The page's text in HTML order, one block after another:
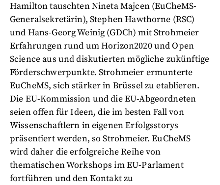
Hamilton tauschten Nineta Majcen (EuCheMS-
Generalsekretärin), Stephen Hawthorne (RSC)
und Hans-Georg Weinig (GDCh) mit Strohmeier
Erfahrungen rund um Horizon2020 und Open
Science aus und diskutierten mögliche zukünftige
Förderschwerpunkte. Strohmeier ermunterte
EuCheMS, sich stärker in Brüssel zu etablieren.
Die EU-Kommission und die EU-Abgeordneten
seien offen für Ideen, die im besten Fall von
Wissenschaftlern in eigenen Erfolgsstorys
präsentiert werden, so Strohmeier. EuCheMS
wird daher die erfolgreiche Reihe von
thematischen Workshops im EU-Parlament
fortführen und den Kontakt zu